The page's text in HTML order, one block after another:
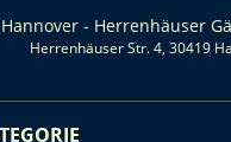
Hannover - Herrenhäuser
Herrenhäuser Str. 4, 30419